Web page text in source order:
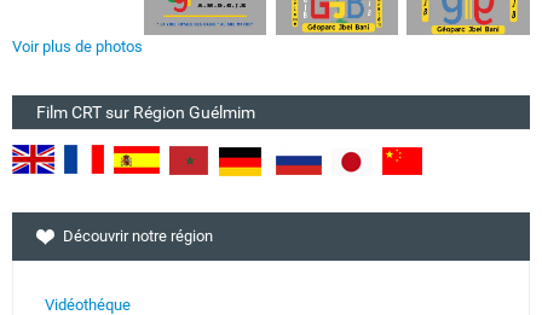
Voir plus de photos
Film CRT sur Région Guélmim
Découvrir notre région
Vidéothéque